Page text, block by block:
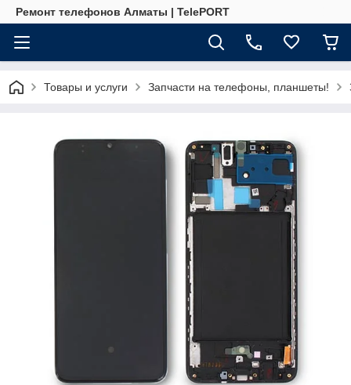
Ремонт телефонов Алматы | TelePORT
Товары и услуги Запчасти на телефоны, планшеты!